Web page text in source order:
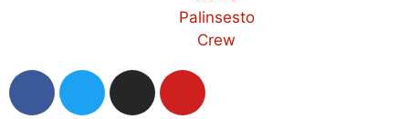
Palinsesto
Crew